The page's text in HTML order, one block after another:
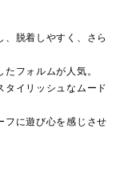
脱着しやすく、さら
フォルムが人気。
タイリッシュなムード
フに遊び心を感じさせ